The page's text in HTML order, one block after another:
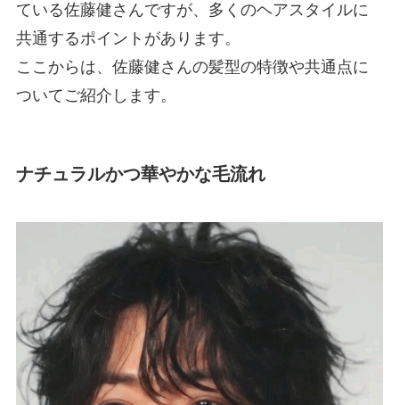
ている佐藤健さんですが、多くのヘアスタイルに
共通するポイントがあります。
ここからは、佐藤健さんの髪型の特徴や共通点に
ついてご紹介します。
ナチュラルかつ華やかな毛流れ